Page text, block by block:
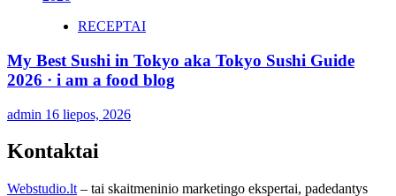
RECEPTAI
My Best Sushi in Tokyo aka Tokyo Sushi Guide
2026 · i am a food blog
admin 16 liepos, 2026
Kontaktai
Webstudio.lt – tai skaitmeninio marketingo ekspertai, padedantys